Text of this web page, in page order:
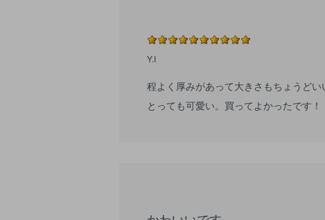
Y.I
程よく厚みがあって大きさもちょうど
とっても可愛い。買ってよかったです！